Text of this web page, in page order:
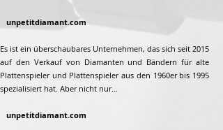
unpetitdiamant.com
Es ist ein überschaubares Unternehmen, das sich seit 2015
auf den Verkauf von Diamanten und Bändern für alte
Plattenspieler und Plattenspieler aus den 1960er bis 1995
spezialisiert hat. Aber nicht nur...
unpetitdiamant.com